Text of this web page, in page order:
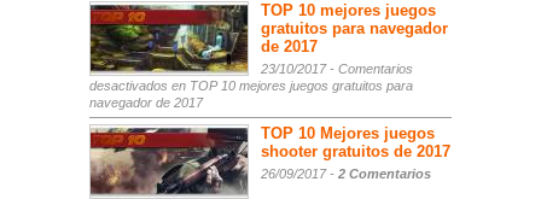
TOP 10 mejores juegos
gratuitos para navegador
de 2017
23/10/2017 - Comentarios
desactivados en TOP 10 mejores juegos gratuitos para
navegador de 2017
TOP 10 Mejores juegos
shooter gratuitos de 2017
26/09/2017 - 2 Comentarios